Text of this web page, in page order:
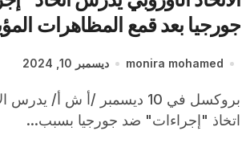
جورجيا بعد قمع المظاهرات
monira mohamed ديسمبر 10, 2024
بروكسل في 10 ديسمبر /أ ش أ/ يدرس الاتحاد الأوروبي
اتخاذ "إجراءات" ضد جورجيا بسبب...